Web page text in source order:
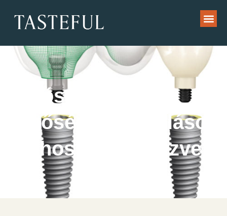
Tartós, kiváló
minőségű fogpótlások
élethosszra tervezve?